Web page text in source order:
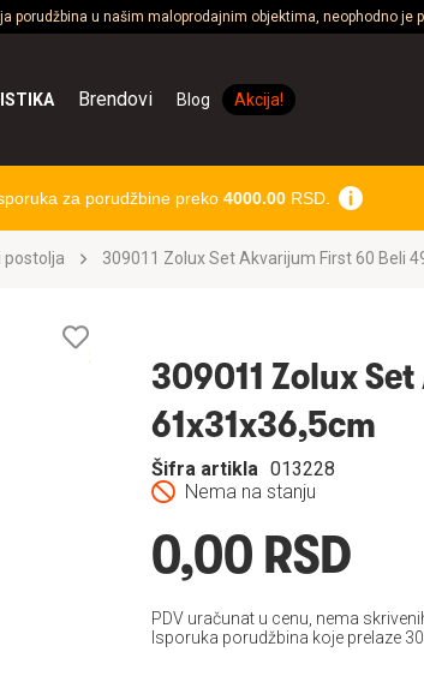
porudžbina u našim maloprodajnim objektima, neophodno
Brendovi Blog Akcija!
za porudžbine preko 4000.00RSD.
postolja 309011 Zolux Set Akvarijum First 60 Beli
želja
309011 Zolux
61x31x36,5cm
Nema na stanju
Šifra artikla 013228
0,00 RSD
PDV uračunat u cenu, nema
Isporuka porudžbina koje prelaze